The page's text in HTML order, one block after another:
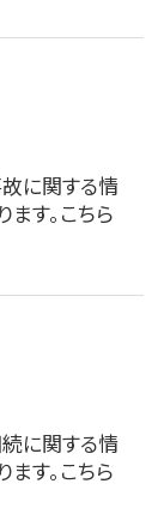
に関する情
す。こちら
に関する情
す。こちら